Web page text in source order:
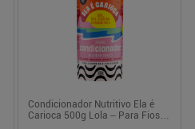
Condicionador Nutritivo Ela é
Carioca 500g Lola – Para Fios